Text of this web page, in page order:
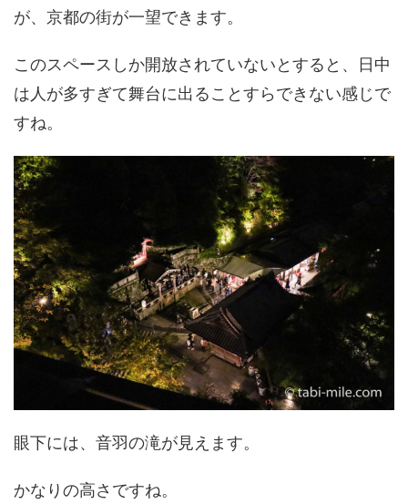
が、京都の街が一望できます。
このスペースしか開放されていないとすると、日中
は人が多すぎて舞台に出ることすらできない感じで
すね。
眼下には、音羽の滝が見えます。
かなりの高さですね。